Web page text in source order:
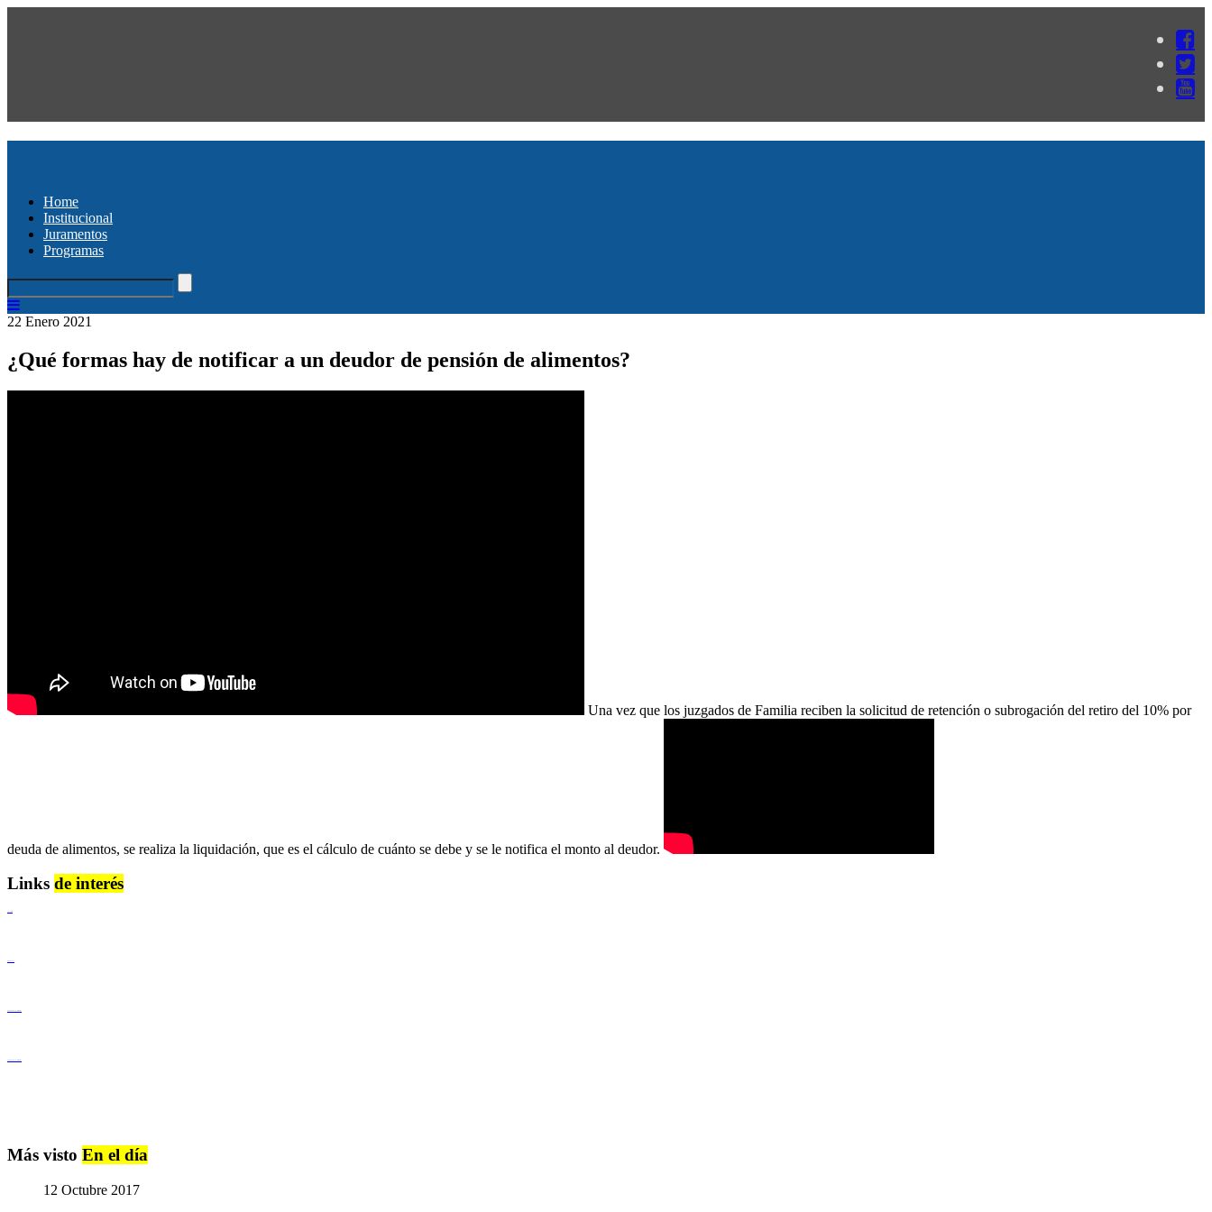
Home
Institucional
Juramentos
Programas
22 Enero 2021
¿Qué formas hay de notificar a un deudor de pensión de alimentos?
Una vez que los juzgados de Familia reciben la solicitud de retención o subrogación del retiro del 10% por
deuda de alimentos, se realiza la liquidación, que es el cálculo de cuánto se debe y se le notifica el monto al deudor.
Links de interés
Más visto En el día
12 Octubre 2017